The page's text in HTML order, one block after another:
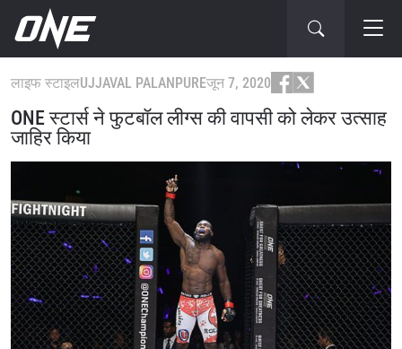
लाइफ स्टाइलUJJAVAL PALANPUREजून 7, 2020
ONE स्टार्स ने फुटबॉल लीग्स की वापसी को लेकर उत्साह
जाहिर किया